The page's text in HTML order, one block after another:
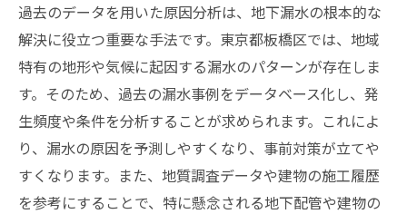
過去のデータを用いた原因分析は、地下漏水の根本的な
解決に役立つ重要な手法です。東京都板橋区では、地域
特有の地形や気候に起因する漏水のパターンが存在しま
す。そのため、過去の漏水事例をデータベース化し、発
生頻度や条件を分析することが求められます。これによ
り、漏水の原因を予測しやすくなり、事前対策が立てや
すくなります。また、地質調査データや建物の施工履歴
を参考にすることで、特に懸念される地下配管や建物の